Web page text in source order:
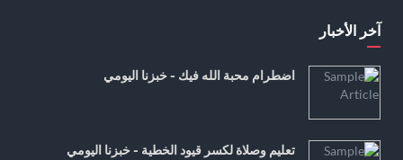
آخر الأخبار
اضطرام محبة الله فيك - خبزنا اليومي
تعليم وصلاة لكسر قيود الخطية - خبزنا اليومي